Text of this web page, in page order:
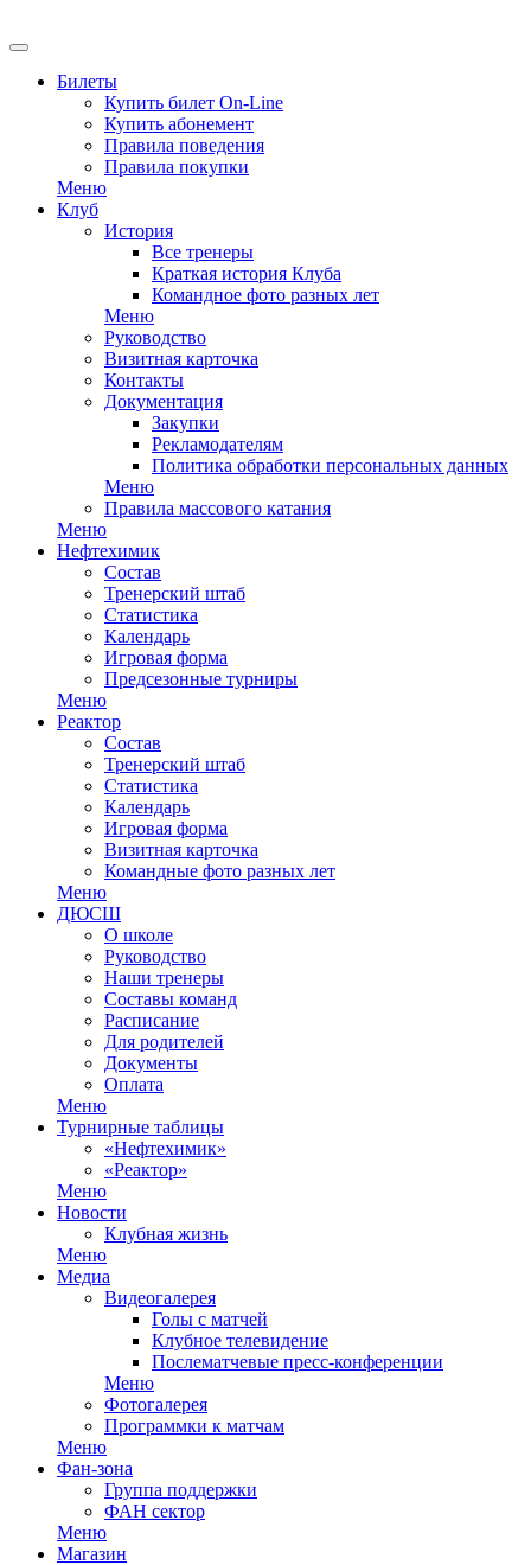
Билеты
Купить билет On-Line
Купить абонемент
Правила поведения
Правила покупки
Меню
Клуб
История
Все тренеры
Краткая история Клуба
Командное фото разных лет
Меню
Руководство
Визитная карточка
Контакты
Документация
Закупки
Рекламодателям
Политика обработки персональных данных
Меню
Правила массового катания
Меню
Нефтехимик
Состав
Тренерский штаб
Статистика
Календарь
Игровая форма
Предсезонные турниры
Меню
Реактор
Состав
Тренерский штаб
Статистика
Календарь
Игровая форма
Визитная карточка
Командные фото разных лет
Меню
ДЮСШ
О школе
Руководство
Наши тренеры
Составы команд
Расписание
Для родителей
Документы
Оплата
Меню
Турнирные таблицы
«Нефтехимик»
«Реактор»
Меню
Новости
Клубная жизнь
Меню
Медиа
Видеогалерея
Голы с матчей
Клубное телевидение
Послематчевые пресс-конференции
Меню
Фотогалерея
Программки к матчам
Меню
Фан-зона
Группа поддержки
ФАН сектор
Меню
Магазин